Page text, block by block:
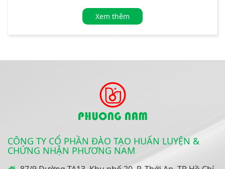
Xem thêm
CÔNG TY CỔ PHẦN ĐÀO TẠO HUẤN LUYỆN &
CHỨNG NHẬN PHƯƠNG NAM